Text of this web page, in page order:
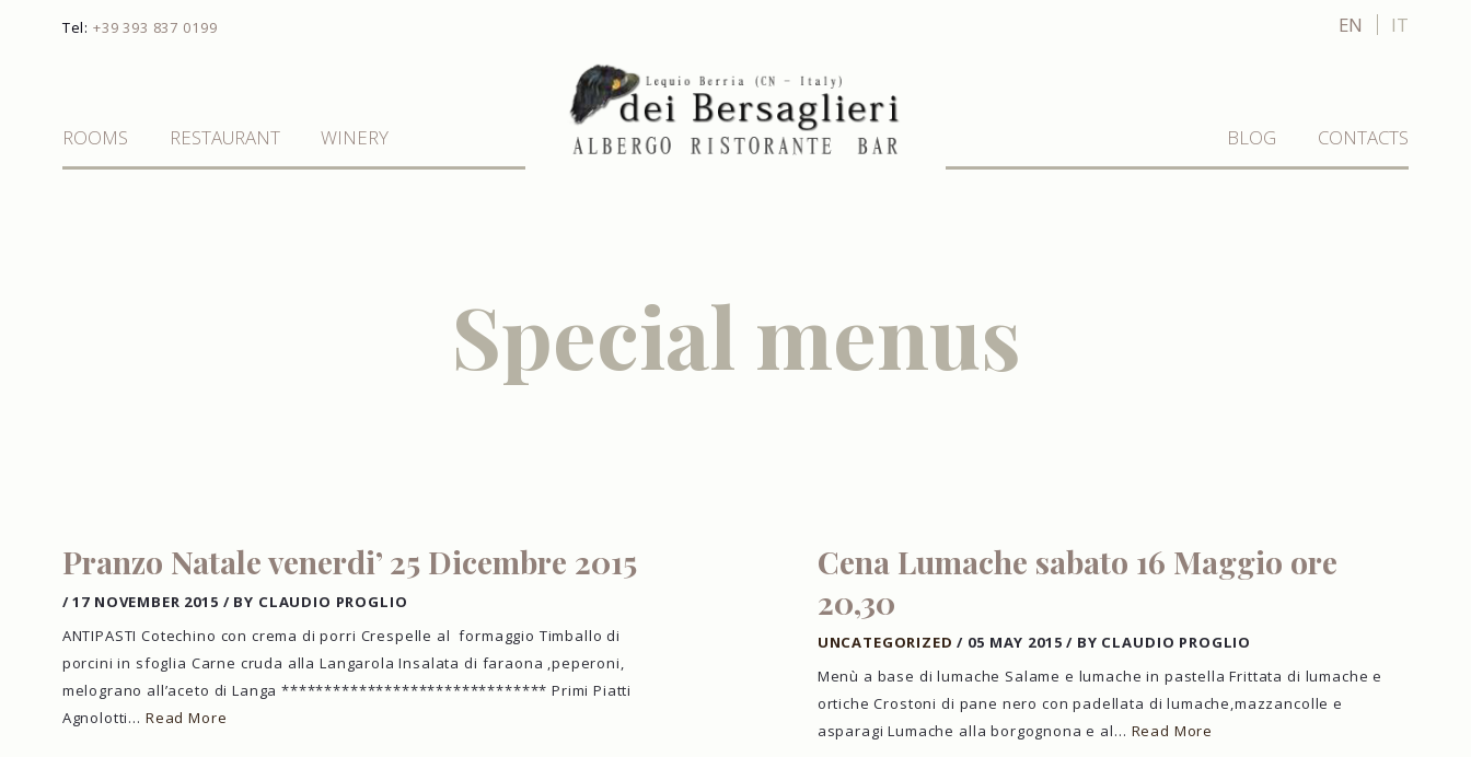
Tel: +39 393 837 0199 EN IT
ROOMS RESTAURANT WINERY BLOG CONTACTS
Special menus
Pranzo Natale venerdi’ 25 Dicembre 2015
/17 NOVEMBER 2015 / BY CLAUDIO PROGLIO
ANTIPASTI Cotechino con crema di porri Crespelle al formaggio Timballo di
porcini in sfoglia Carne cruda alla Langarola Insalata di faraona ,peperoni,
melograno all’aceto di Langa ******************************* Primi Piatti
Agnolotti… Read More
Cena Lumache sabato 16 Maggio ore
20,30
UNCATEGORIZED / 05 MAY 2015 / BY CLAUDIO PROGLIO
Menù a base di lumache Salame e lumache in pastella Frittata di lumache e
ortiche Crostoni di pane nero con padellata di lumache,mazzancolle e
asparagi Lumache alla borgognona e al… Read More